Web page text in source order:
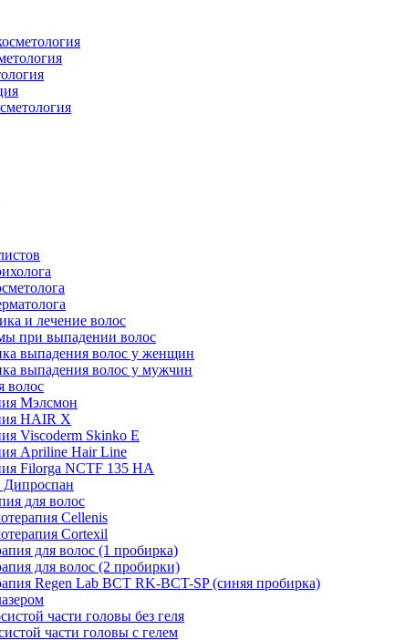
и лечение волос
при выпадении волос
выпадения волос у женщин
выпадения волос у мужчин
волос
Мэлсмон
HAIR X
Viscoderm Skinko E
Apriline Hair Line
Filorga NCTF 135 HA
для волос
Cellenis
Cortexil
для волос (1 пробирка)
для волос (2 пробирки)
Regen Lab BCT RK-BCT-SP (синяя пробирка)
части головы без геля
части головы с гелем